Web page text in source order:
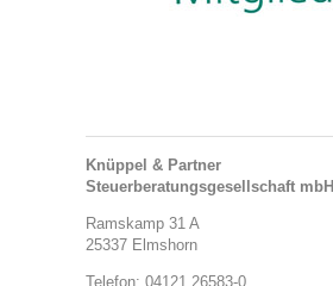
Knüppel & Partner
Steuerberatungsgesellschaft mbH
Ramskamp 31 A
25337 Elmshorn
Telefon: 04121 26583-0